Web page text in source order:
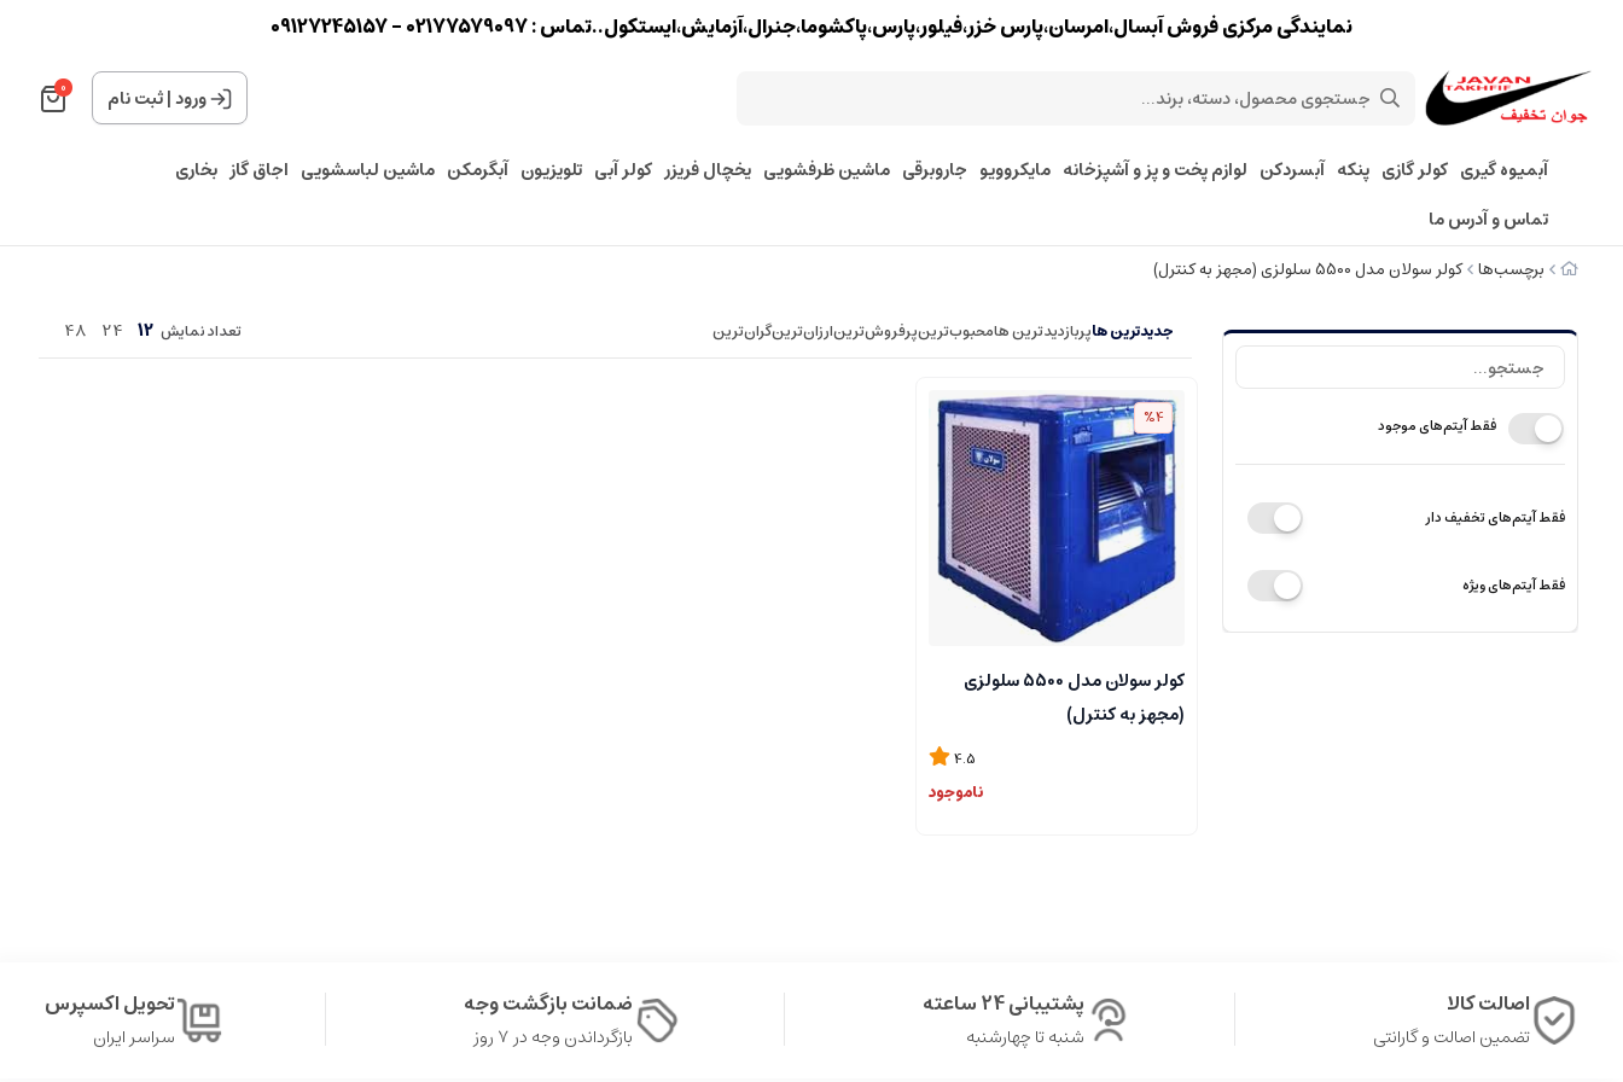
نمایندگی مرکزی فروش آبسال،امرسان،پارس خزر،فیلور،پارس،پاکشوما،جنرال،آزمایش،ایستکول..تماس : 02177579097 - 09127245157
ورود|ثبت نام 0
آبمیوه گیری کولر گازی پنکه آبسردکن لوازم پخت و پز و آشپزخانه مایکروویو جاروبرقی ماشین ظرفشویی یخچال فریزر کولر آبی تلویزیون آبگرمکن ماشین لباسشویی اجاق گاز بخاری
تماس و آدرس ما
برچسب‌ها کولر سولان مدل 5500 سلولزی (مجهز به کنترل)
فقط آیتم‌های موجود
فقط آیتم‌های تخفیف دار
فقط آیتم‌های ویژه
جدیدترین هاپربازدیدترین هامحبوب‌‌ترینپرفروش‌ترینارزان‌ترینگران‌ترین تعداد نمایش 12
24
48
%4
کولر سولان مدل 5500 سلولزی
(مجهز به کنترل)
4.5
ناموجود
اصالت کالا
تضمین اصالت و گارانتی
پشتیبانی 24 ساعته
شنبه تا چهارشنبه
ضمانت بازگشت وجه
بازگرداندن وجه در ۷ روز
تحویل اکسپرس
سراسر ایران